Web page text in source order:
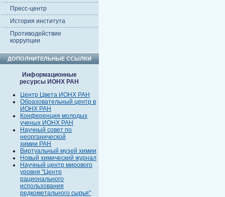
Пресс-центр
История института
Противодействие
коррупции
ДОПОЛНИТЕЛЬНЫЕ ССЫЛКИ
Информационные
ресурсы ИОНХ РАН
Центр Цвета ИОНХ РАН
Образовательный центр в
ИОНХ РАН
Конференция молодых
ученых ИОНХ РАН
Научный совет по
неорганической
химии РАН
Виртуальный музей химии
Новый химический журнал
Научный центр мирового
уровня "Центр
рационального
использования
редкометального сырья"